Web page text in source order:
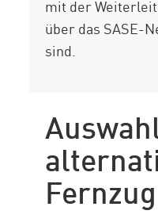
mit der
über das SASE-
sind.